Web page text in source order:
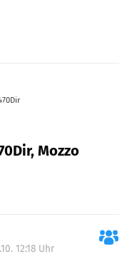
Mozzo
12:18 Uhr